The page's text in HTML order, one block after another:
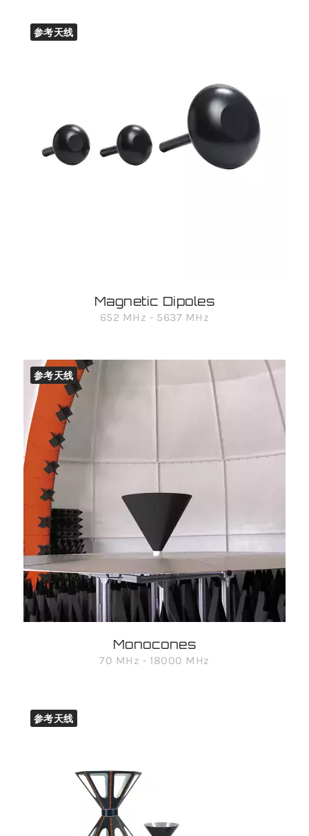
参考天线
Magnetic Dipoles
652 MHz - 5637 MHz
参考天线
Monocones
70 MHz - 18000 MHz
参考天线